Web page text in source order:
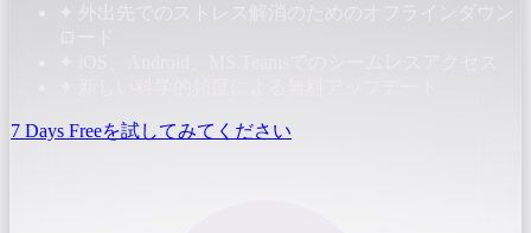
✦
外出先でのストレス解消のためのオフラインダウン
7 Days Freeを試してみてください